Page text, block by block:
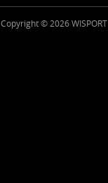
Copyright © 2026 WISPORT